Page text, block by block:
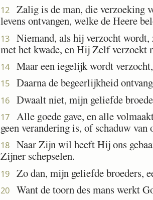
12
Zalig is de man, die verzoeking
levens ontvangen, welke de Heere
13
Niemand, als hij verzocht
met het kwade, en Hij Zelf verzoekt
14 Maar een iegelijk wordt
15 Daarna de begeerlijkheid
16 Dwaalt niet, mijn geliefde
17
Alle goede gave, en alle
geen verandering is, of schaduw van
18 Naar Zijn wil heeft Hij ons
Zijner schepselen.
19 Zo dan, mijn geliefde broeders,
20 Want de toorn des mans werkt